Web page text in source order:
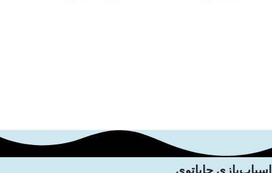
اسباب‌بازی جاپاتوی